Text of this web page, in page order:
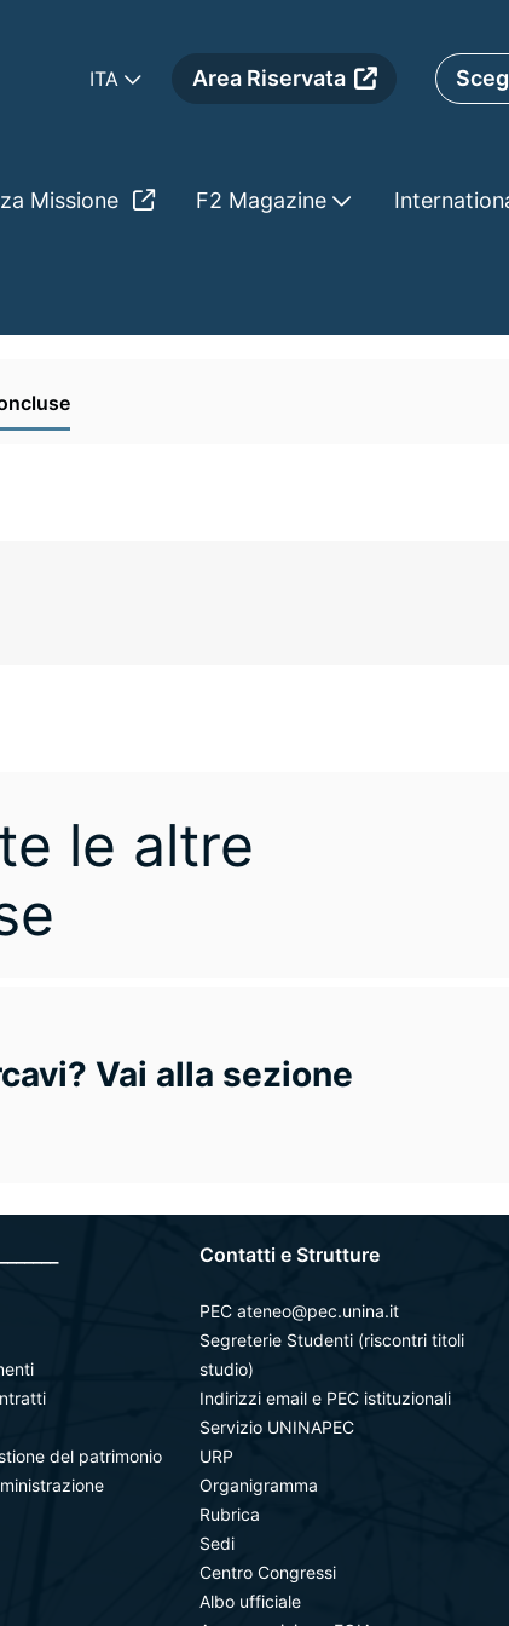
Area Riservata
ITA
Missione F2 Magazine
le altre
Vai alla sezione
del patrimonio
Contatti e Strutture
PEC ateneo@pec.unina.it
Segreterie Studenti (riscontri titoli
studio)
Indirizzi email e PEC istituzionali
Servizio UNINAPEC
URP
Organigramma
Rubrica
Sedi
Centro Congressi
Albo ufficiale